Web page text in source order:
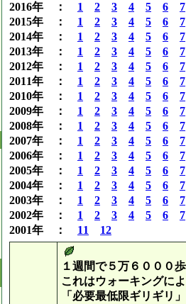
2016年 ： 1 2 3 4 5 6
7
2015年 ： 1 2 3 4 5 6
7
2014年 ： 1 2 3 4 5 6
7
2013年 ： 1 2 3 4 5 6
7
2012年 ： 1 2 3 4 5 6
7
2011年 ： 1 2 3 4 5 6
7
2010年 ： 1 2 3 4 5 6
7
2009年 ： 1 2 3 4 5 6
7
2008年 ： 1 2 3 4 5 6
7
2007年 ： 1 2 3 4 5 6
7
2006年 ： 1 2 3 4 5 6
7
2005年 ： 1 2 3 4 5 6
7
2004年 ： 1 2 3 4 5 6
7
2003年 ： 1 2 3 4 5 6
7
2002年 ： 1 2 3 4 5 6
7
2001年 ： 11 12
１週間で５万６０００
これはウォーキングに
「必要最低限ギリギリ